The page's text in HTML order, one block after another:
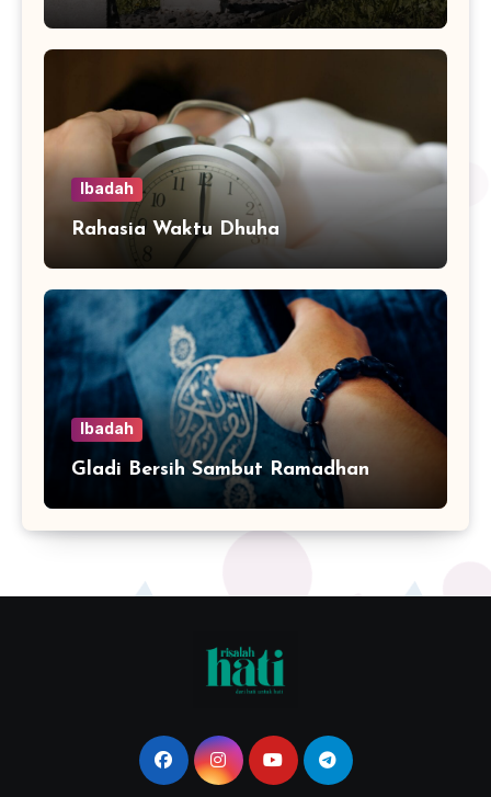
Ibadah
Rahasia Waktu Dhuha
Ibadah
Gladi Bersih Sambut Ramadhan